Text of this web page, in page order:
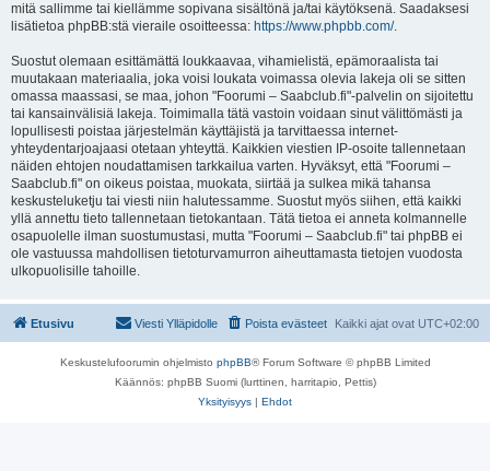
mitä sallimme tai kiellämme sopivana sisältönä ja/tai käytöksenä. Saadaksesi
lisätietoa phpBB:stä vieraile osoitteessa: https://www.phpbb.com/.
Suostut olemaan esittämättä loukkaavaa, vihamielistä, epämoraalista tai
muutakaan materiaalia, joka voisi loukata voimassa olevia lakeja oli se sitten
omassa maassasi, se maa, johon "Foorumi – Saabclub.fi"-palvelin on sijoitettu
tai kansainvälisiä lakeja. Toimimalla tätä vastoin voidaan sinut välittömästi ja
lopullisesti poistaa järjestelmän käyttäjistä ja tarvittaessa internet-
yhteydentarjoajaasi otetaan yhteyttä. Kaikkien viestien IP-osoite tallennetaan
näiden ehtojen noudattamisen tarkkailua varten. Hyväksyt, että "Foorumi –
Saabclub.fi" on oikeus poistaa, muokata, siirtää ja sulkea mikä tahansa
keskusteluketju tai viesti niin halutessamme. Suostut myös siihen, että kaikki
yllä annettu tieto tallennetaan tietokantaan. Tätä tietoa ei anneta kolmannelle
osapuolelle ilman suostumustasi, mutta "Foorumi – Saabclub.fi" tai phpBB ei
ole vastuussa mahdollisen tietoturvamurron aiheuttamasta tietojen vuodosta
ulkopuolisille tahoille.
Etusivu Kaikki ajat ovat UTC+02:00
Poista evästeet
Viesti Ylläpidolle
Keskustelufoorumin ohjelmisto phpBB® Forum Software © phpBB Limited
Käännös: phpBB Suomi (lurttinen, harritapio, Pettis)
Yksityisyys | Ehdot